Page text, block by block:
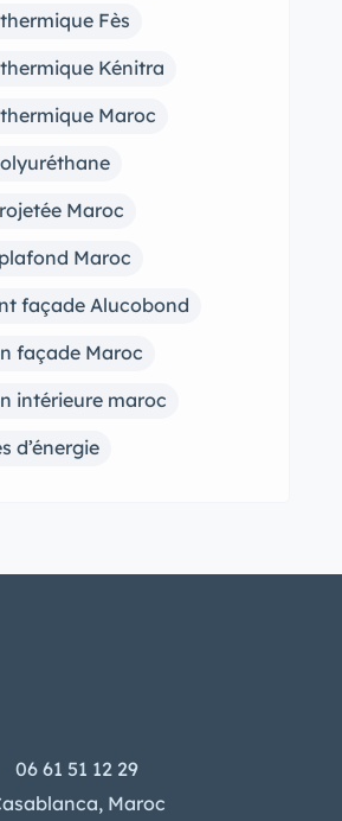
Fès
Kénitra
Maroc
Maroc
Maroc
façade Alucobond
façade Maroc
intérieure maroc
d’énergie
06 61 51 12 29
Maroc